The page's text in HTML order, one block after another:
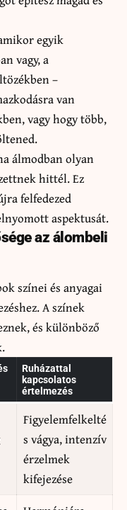
egyik
vagy, a
–
van
vagy hogy több,
álmodban olyan
hittél. Ez
felfedezed
aspektusát.
az álombeli
színei és anyagai
A színek
és különböző
Ruházattal
kapcsolatos
értelmezés
Figyelemfelkelté
s vágya, intenzív
érzelmek
kifejezése